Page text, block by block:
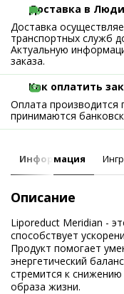
Доставка в
Доставка
транспортных служб
Актуальную
заказа.
Как оплатить
Оплата производится
принимаются
Информация
Описание
Liporeduct Meridian -
способствует
Продукт помогает
энергетический
стремится к
образа жизни.